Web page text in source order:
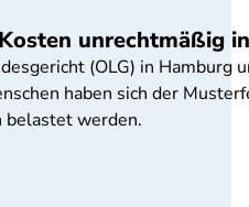
unrechtmäßig
(OLG) in
haben sich der
belastet werden.